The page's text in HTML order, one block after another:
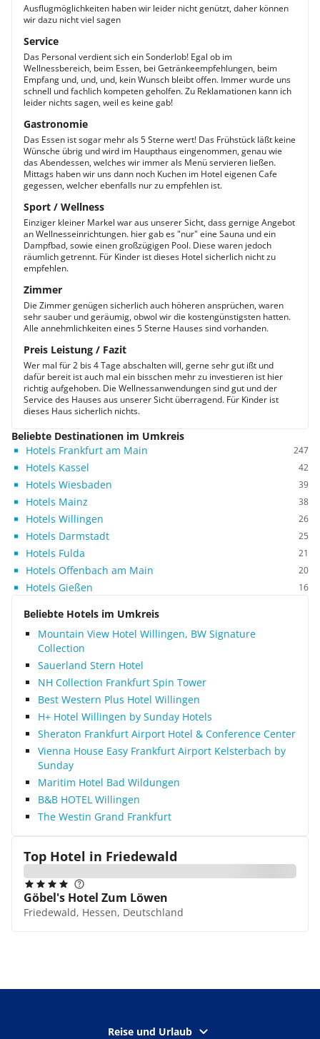
Ausflugmöglichkeiten haben wir leider nicht genützt, daher können
wir dazu nicht viel sagen
Service
Das Personal verdient sich ein Sonderlob! Egal ob im
Wellnessbereich, beim Essen, bei Getränkeempfehlungen, beim
Empfang und, und, und, kein Wunsch bleibt offen. Immer wurde uns
schnell und fachlich kompeten geholfen. Zu Reklamationen kann ich
leider nichts sagen, weil es keine gab!
Gastronomie
Das Essen ist sogar mehr als 5 Sterne wert! Das Frühstück läßt keine
Wünsche übrig und wird im Haupthaus eingenommen, genau wie
das Abendessen, welches wir immer als Menü servieren ließen.
Mittags haben wir uns dann noch Kuchen im Hotel eigenen Cafe
gegessen, welcher ebenfalls nur zu empfehlen ist.
Sport / Wellness
Einziger kleiner Markel war aus unserer Sicht, dass gernige Angebot
an Wellnesseinrichtungen. hier gab es "nur" eine Sauna und ein
Dampfbad, sowie einen großzügigen Pool. Diese waren jedoch
räumlich getrennt. Für Kinder ist dieses Hotel sicherlich nicht zu
empfehlen.
Zimmer
Die Zimmer genügen sicherlich auch höheren ansprüchen, waren
sehr sauber und geräumig, obwol wir die kostengünstigsten hatten.
Alle annehmlichkeiten eines 5 Sterne Hauses sind vorhanden.
Preis Leistung / Fazit
Wer mal für 2 bis 4 Tage abschalten will, gerne sehr gut ißt und
dafür bereit ist auch mal ein bisschen mehr zu investieren ist hier
richtig aufgehoben. Die Wellnessanwendungen sind gut und der
Service des Hauses aus unserer Sicht überragend. Für Kinder ist
dieses Haus sicherlich nichts.
Beliebte Destinationen im Umkreis
Hotels Frankfurt am Main
247
Hotels Kassel 42
Hotels Wiesbaden 39
Hotels Mainz 38
Hotels Willingen 26
Hotels Darmstadt 25
Hotels Fulda 21
Hotels Offenbach am Main 20
Hotels Gießen 16
Beliebte Hotels im Umkreis
Mountain View Hotel Willingen, BW Signature
Collection
Sauerland Stern Hotel
NH Collection Frankfurt Spin Tower
Best Western Plus Hotel Willingen
H+ Hotel Willingen by Sunday Hotels
Sheraton Frankfurt Airport Hotel & Conference Center
Vienna House Easy Frankfurt Airport Kelsterbach by
Sunday
Maritim Hotel Bad Wildungen
B&B HOTEL Willingen
The Westin Grand Frankfurt
Top Hotel in Friedewald
Göbel's Hotel Zum Löwen
Friedewald, Hessen, Deutschland
Reise und Urlaub